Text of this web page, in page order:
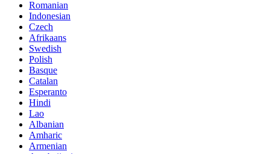
Romanian
Indonesian
Czech
Afrikaans
Swedish
Polish
Basque
Catalan
Esperanto
Hindi
Lao
Albanian
Amharic
Armenian